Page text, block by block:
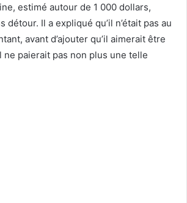
estimé autour de 1 000 dollars,
détour. Il a expliqué qu’il n’était pas au
avant d’ajouter qu’il aimerait être
ne paierait pas non plus une telle